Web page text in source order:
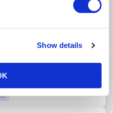
Show details
Gate E
（安全检查前）